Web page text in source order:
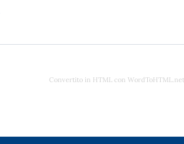
Convertito in HTML con WordToHTML.net